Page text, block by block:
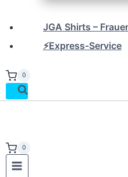
JGA Shirts –
⚡Express-Service
0
0